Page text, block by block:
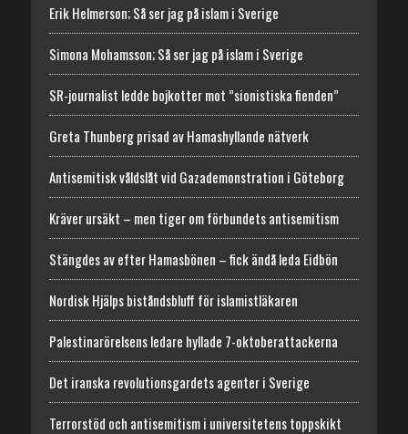
Erik Helmerson; Så ser jag på islam i Sverige
Simona Mohamsson; Så ser jag på islam i Sverige
SR-journalist ledde bojkotter mot ”sionistiska fienden”
Greta Thunberg prisad av Hamashyllande nätverk
Antisemitisk våldslåt vid Gazademonstration i Göteborg
Kräver ursäkt – men tiger om förbundets antisemitism
Stängdes av efter Hamasbönen – fick ändå leda Eidbön
Nordisk Hjälps biståndsbluff för islamistläkaren
Palestinarörelsens ledare hyllade 7-oktoberattackerna
Det iranska revolutionsgardets agenter i Sverige
Terrorstöd och antisemitism i universitetens toppskikt